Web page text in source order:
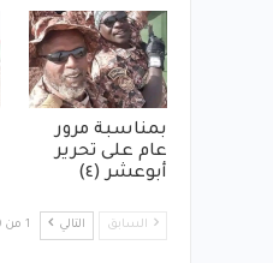
بمناسبة مرور
عام على تحرير
أبوعشر (٤)
السابق التالي 1 من 270